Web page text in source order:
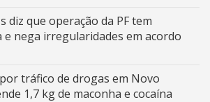
diz que operação da PF tem
e nega irregularidades em acordo
tráfico de drogas em Novo
1,7 kg de maconha e cocaína